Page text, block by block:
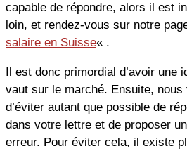
capable de répondre, alors il est
loin, et rendez-vous sur notre
salaire en Suisse« .
Il est donc primordial d’avoir une
vaut sur le marché. Ensuite, nous
d’éviter autant que possible de
dans votre lettre et de proposer
erreur. Pour éviter cela, il existe